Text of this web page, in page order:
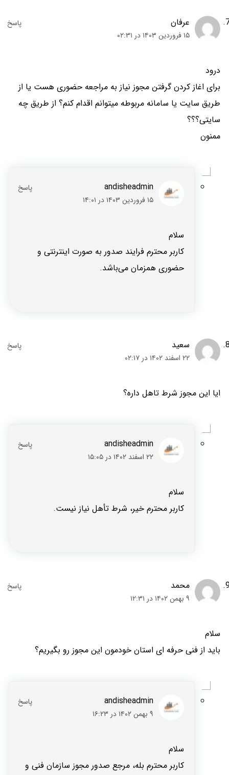
عرفان
۱۵ فروردین ۱۴۰۳ در ۰۲:۳۱
درود
برای اغاز کردن گرفتن مجوز نیاز به مراجعه حضوری هست یا از
طریق سایت یا سامانه مربوطه میتوانم اقدام کنم؟ از طریق چه
سایتی؟؟؟
ممنون
andisheadmin
۱۵ فروردین ۱۴۰۳ در ۱۴:۰۱
سلام
کاربر محترم فرایند صدور به صورت اینترنتی و
حضوری همزمان می‌باشد.
سعید
۲۲ اسفند ۱۴۰۲ در ۰۲:۱۷
ایا این مجوز شرط تاهل داره؟
andisheadmin
۲۲ اسفند ۱۴۰۲ در ۱۵:۰۵
سلام
کاربر محترم خیر، شرط تأهل نیاز نیست.
محمد
۹ بهمن ۱۴۰۲ در ۱۲:۳۱
سلام
باید از فنی حرفه ای استان خودمون این مجوز رو بگیریم؟
andisheadmin
۹ بهمن ۱۴۰۲ در ۱۶:۲۳
سلام
کاربر محترم بله، مرجع صدور مجوز سازمان فنی و